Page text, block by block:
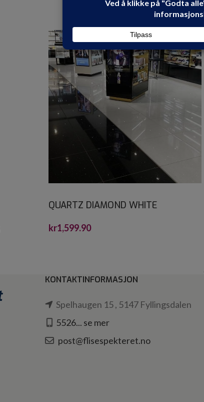
QUARTZ DIAMOND WHITE
kr1,599.90
KONTAKTINFORMASJON
Spelhaugen 15 , 5147 Fyllingsdalen
5526... se mer
post@flisespekteret.no